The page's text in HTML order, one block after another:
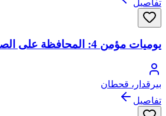
تفاصيل
يوميات مؤمن 4: المحافظة على الصلاة - ملون
بيرقدار، قحطان
تفاصيل